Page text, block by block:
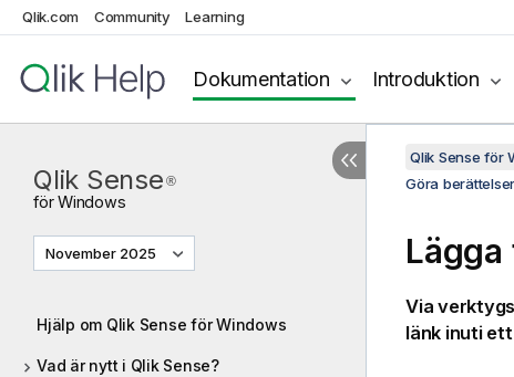
Qlik.com Community Learning
Dokumentation Introduktion
Qlik Sense ®
förWindows
November 2025
Hjälp om Qlik Sense för Windows
Vad är nytt i Qlik Sense?
Qlik Sense för
Göra
Lägga
Via
länk inuti